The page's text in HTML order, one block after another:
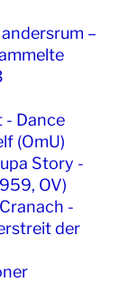
–
- Dance
(OmU)
Story -
OV)
-
der